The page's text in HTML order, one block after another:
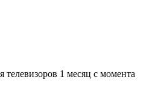
1 месяц с момента